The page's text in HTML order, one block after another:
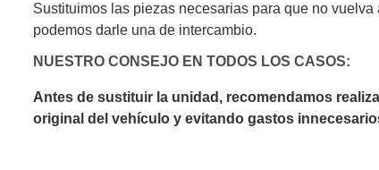
Sustituimos las piezas necesarias para que no
podemos darle una de intercambio.
NUESTRO CONSEJO EN TODOS LOS CASOS:
Antes de sustituir la unidad, recomendamos
original del vehículo y evitando gastos